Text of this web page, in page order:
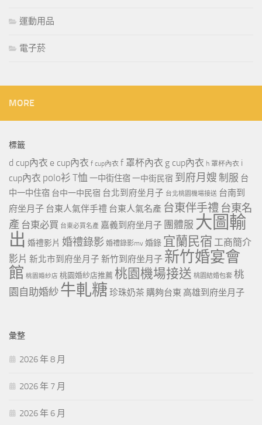
運動用品
電子菸
MORE
標籤
d cup內衣 e cup內衣 f cup內衣 f 罩杯內衣 g cup內衣 h 罩杯內衣 i
cup內衣 polo衫 T恤 一中街住宿一中街民宿 到府月嫂 制服 台
中一中住宿 台中一中民宿 台北到府坐月子 台北桃園機場接送 台南到
府坐月子 台東人氣伴手禮 台東人氣名產 台東伴手禮 台東名
產 台東必買 台東必買名產 嘉義到府坐月子 團體服 大圖輸
出 婚禮影片 婚禮錄影 婚禮錄影mv 婚錄 宜蘭民宿 工商簡介
影片 新北市到府坐月子 新竹到府坐月子 新竹婚宴會
館 桃園婚紗店 桃園婚紗店推薦 桃園機場接送 桃園結婚包套 桃
園自助婚紗 牛軋糖 珍珠奶茶 購夠台東 高雄到府坐月子
彙整
2026 年 8 月
2026 年 7 月
2026 年 6 月